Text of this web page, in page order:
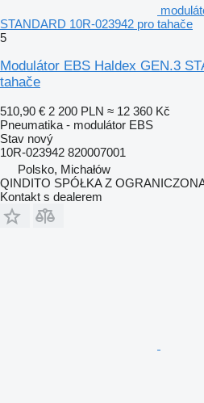
STANDARD 10R-023942 pro tahače
5
Modulátor EBS Haldex GEN.3
tahače
510,90 € 2 200 PLN ≈ 12 360 Kč
Pneumatika - modulátor EBS
Stav nový
10R-023942 820007001
Polsko, Michałów
QINDITO SPÓŁKA Z
Kontakt s dealerem